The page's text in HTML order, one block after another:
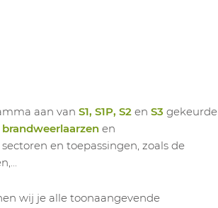
aan van S1, S1P, S2 en S3 gekeurde
brandweerlaarzen en
en toepassingen, zoals de
wij je alle toonaangevende